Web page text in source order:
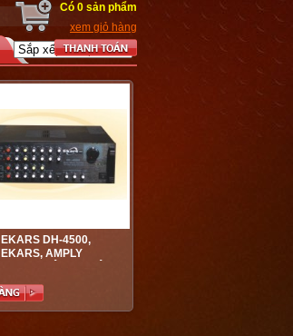
CÁC DOANH NGHIỆP, DỰ ÁN, TRƯỜNG HỌC,
Có 0 sản phẩm
xem giỏ hàng
DH-4500,
AMPLY
CHUYÊN NGHIỆP,
LƯỢNG TỐT